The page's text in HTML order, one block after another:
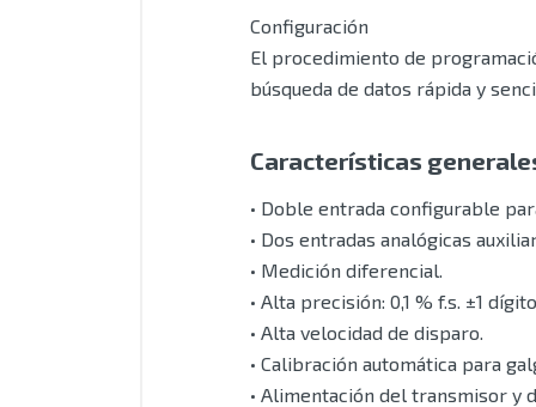
Configuración
El procedimiento de
búsqueda de datos rápida y
Características
• Doble entrada configurable
• Dos entradas analógicas
• Medición diferencial.
• Alta precisión: 0,1 % f.s. ±1
• Alta velocidad de disparo.
• Calibración automática para
• Alimentación del transmisor y